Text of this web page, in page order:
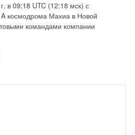
в 09:18 UTC (12:18 мск) с
космодрома Махиа в Новой
командами компании